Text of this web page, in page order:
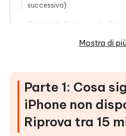
successivo)
Parte 3: Domande
Non DisponibileMostra di più
Parte 1: Cosa
iPhone non
Riprova tra 15